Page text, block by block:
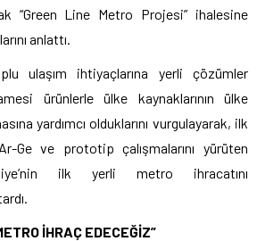
“Green Line Metro Projesi” ihalesine
anlattı.
ulaşım ihtiyaçlarına yerli çözümler
ürünlerle ülke kaynaklarının ülke
yardımcı olduklarını vurgulayarak, ilk
Ge ve prototip çalışmalarını yürüten
ilk yerli metro ihracatını
İHRAÇ EDECEĞİZ”